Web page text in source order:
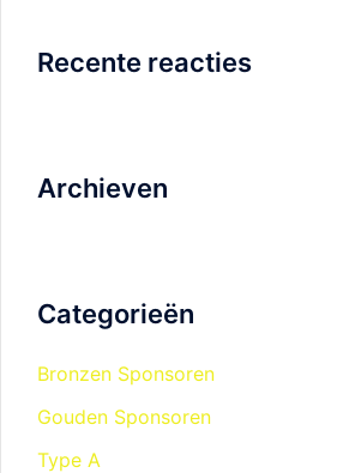
Recente reacties
Archieven
Categorieën
Bronzen Sponsoren
Gouden Sponsoren
Type A